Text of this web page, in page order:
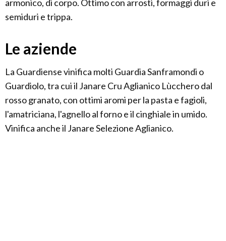
armonico, di corpo. Ottimo con arrosti, formaggi duri e
semiduri e trippa.
Le aziende
La Guardiense vinifica molti Guardia Sanframondi o
Guardiolo, tra cui il Janare Cru Aglianico Lùcchero dal
rosso granato, con ottimi aromi per la pasta e fagioli,
l'amatriciana, l'agnello al forno e il cinghiale in umido.
Vinifica anche il Janare Selezione Aglianico.